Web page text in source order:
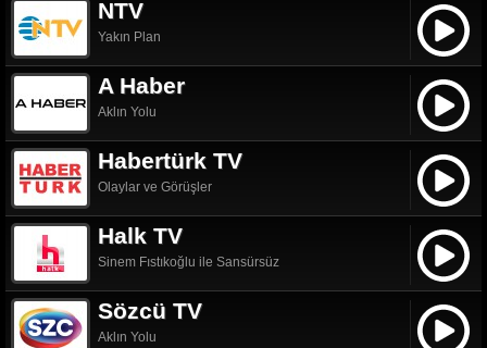
NTV
Yakın Plan
A Haber
Aklın Yolu
Habertürk TV
Olaylar ve Görüşler
Halk TV
Sinem Fıstıkoğlu ile Sansürsüz
Sözcü TV
Aklın Yolu